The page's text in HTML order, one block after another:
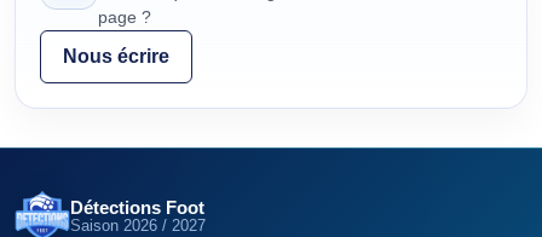
page ?
Nous écrire
Détections Foot
Saison 2026 / 2027